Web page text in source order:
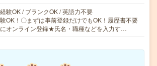
験OK / ブランクOK / 英語力不要
OK！〇まずは事前登録だけでもOK！履歴書不要
オンライン登録★氏名・職種などを入力す…